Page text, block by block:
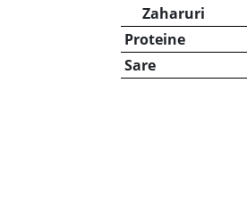
Zaharuri
Proteine
Sare